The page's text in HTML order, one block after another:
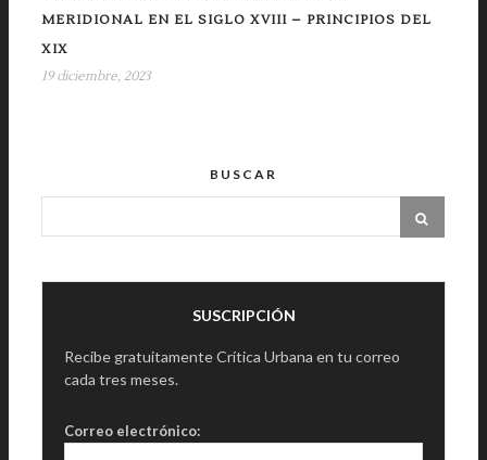
MERIDIONAL EN EL SIGLO XVIII – PRINCIPIOS DEL
XIX
19 diciembre, 2023
BUSCAR
SUSCRIPCIÓN
Recibe gratuitamente Crítica Urbana en tu correo
cada tres meses.
Correo electrónico: